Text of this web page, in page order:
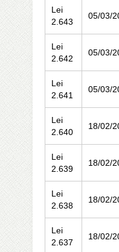
Lei
2.643
05/03/
Lei
2.642
05/03/
Lei
2.641
05/03/
Lei
2.640
18/02/
Lei
2.639
18/02/
Lei
2.638
18/02/
Lei
2.637
18/02/